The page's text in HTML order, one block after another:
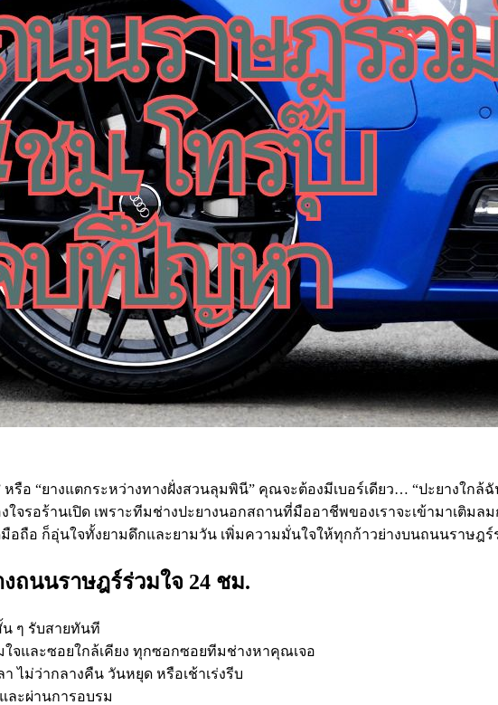
อ “ยางแตกระหว่างทางฝั่งสวนลุมพินี” คุณจะต้องมีเบอร์เดียว… “ปะยางใกล้ฉัน
ใจรอร้านเปิด เพราะทีมช่างปะยางนอกสถานที่มืออาชีพของเราจะเข้ามาเ
อถือ ก็อุ่นใจทั้งยามดึกและยามวัน เพิ่มความมั่นใจให้ทุกก้าวย่างบนถนนราษฎ
งถนนราษฎร์ร่วมใจ 24 ชม.
น ๆ รับสายทันที
จและซอยใกล้เคียง ทุกซอกซอยทีมช่างหาคุณเจอ
ไม่ว่ากลางคืน วันหยุด หรือเช้าเร่งรีบ
ละผ่านการอบรม